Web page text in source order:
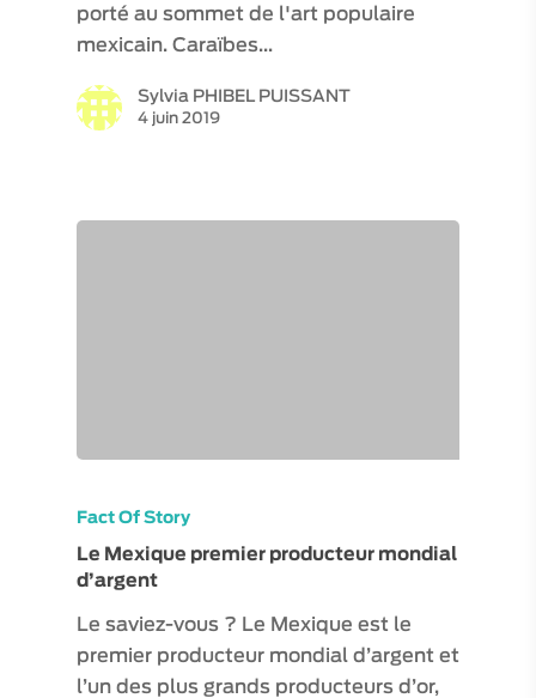
porté au sommet de l'art populaire
mexicain. Caraïbes…
Sylvia PHIBEL PUISSANT
4 juin 2019
Fact Of Story
Le Mexique premier producteur mondial
d’argent
Le saviez-vous ? Le Mexique est le
premier producteur mondial d’argent et
l’un des plus grands producteurs d’or,
VISITES